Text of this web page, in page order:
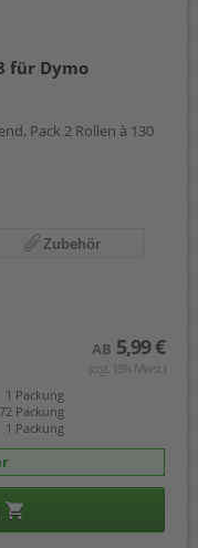
für Dymo
Pack 2 Rollen à 130
Zubehör
AB 5,99 €
(zzgl. 19% Mwst.)
1 Packung
72 Packung
1 Packung